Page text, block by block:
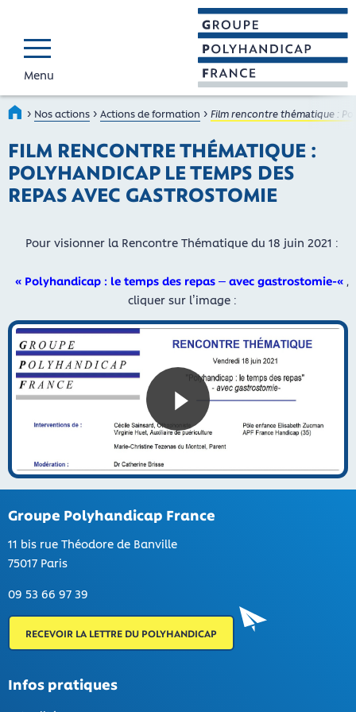
GROUPE
Faire connaître et
Menu
Accueil
› Nos actions › Actions de formation › Film rencontre thématique :
FILM RENCONTRE THÉMATIQUE :
POLYHANDICAP LE TEMPS DES
REPAS AVEC GASTROSTOMIE
Pour visionner la Rencontre Thématique du 18 juin 2021 :
« Polyhandicap : le temps des repas – avec gastrostomie-« ,
cliquer sur l’image :
Groupe Polyhandicap France
11 bis rue Théodore de Banville
75017 Paris
09 53 66 97 39
RECEVOIR LA LETTRE DU POLYHANDICAP
Infos pratiques